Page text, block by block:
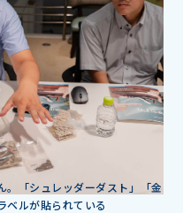
。「シュレッダーダスト」「金
ベルが貼られている